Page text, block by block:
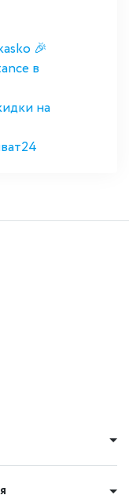
🎉
в
на